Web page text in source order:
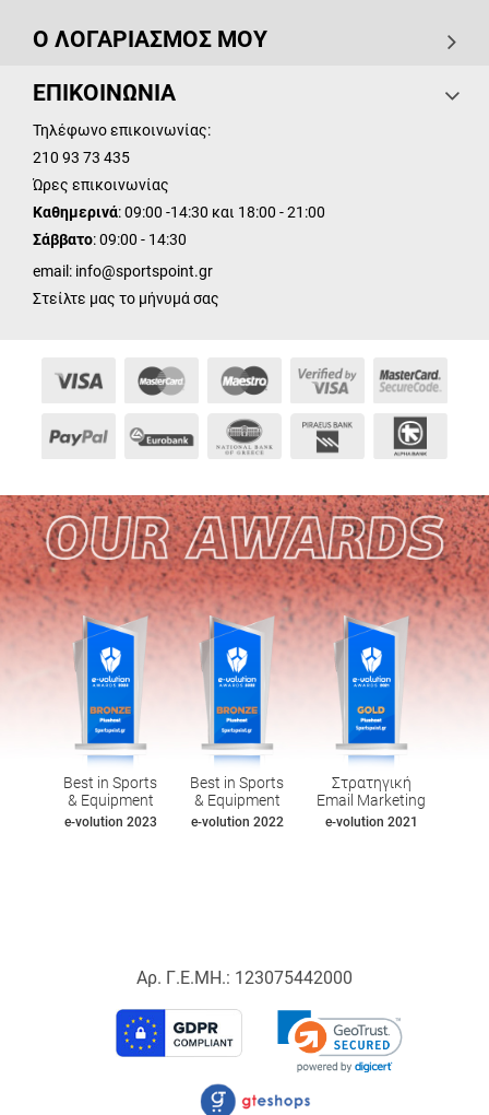
Ο ΛΟΓΑΡΙΑΣΜΟΣ ΜΟΥ
ΕΠΙΚΟΙΝΩΝΙΑ
Τηλέφωνο επικοινωνίας:
210 93 73 435
Ώρες επικοινωνίας
Καθημερινά: 09:00 -14:30 και 18:00 - 21:00
Σάββατο: 09:00 - 14:30
email: info@sportspoint.gr
Στείλτε μας το μήνυμά σας
Best in Sports
& Equipment
e-volution 2023
Best in Sports
& Equipment
e-volution 2022
Στρατηγική
Email Marketing
e-volution 2021
Αρ. Γ.Ε.ΜΗ.: 123075442000